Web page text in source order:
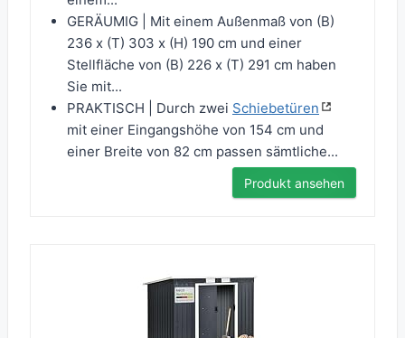
GERÄUMIG | Mit einem Außenmaß von (B)
236 x (T) 303 x (H) 190 cm und einer
Stellfläche von (B) 226 x (T) 291 cm haben
Sie mit...
PRAKTISCH | Durch zwei Schiebetüren
mit einer Eingangshöhe von 154 cm und
einer Breite von 82 cm passen sämtliche...
Produkt ansehen